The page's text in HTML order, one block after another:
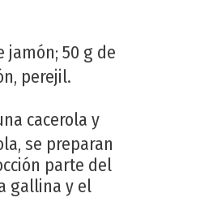
jamón; 50 g de
perejil.
cacerola y
se preparan
parte del
gallina y el